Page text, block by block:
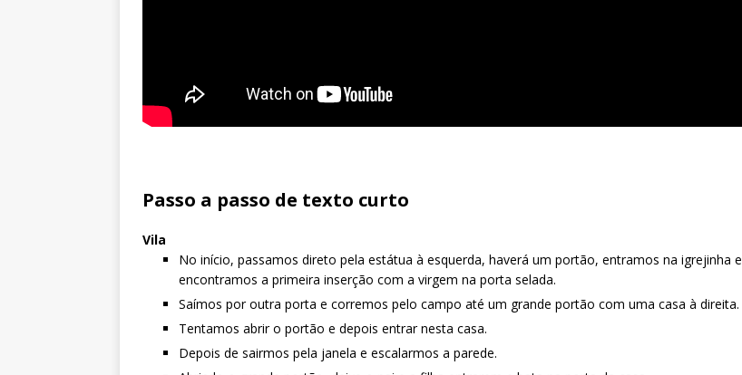
Passo a passo de texto curto
Vila
No início, passamos direto pela estátua à esquerda, haverá um portão, entramos na igrejinha e
encontramos a primeira inserção com a virgem na porta selada.
Saímos por outra porta e corremos pelo campo até um grande portão com uma casa à direita.
Tentamos abrir o portão e depois entrar nesta casa.
Depois de sairmos pela janela e escalarmos a parede.